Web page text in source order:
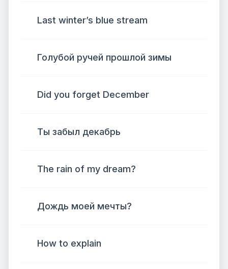
Last winter’s blue stream
Голубой ручей прошлой зимы
Did you forget December
Ты забыл декабрь
The rain of my dream?
Дождь моей мечты?
How to explain